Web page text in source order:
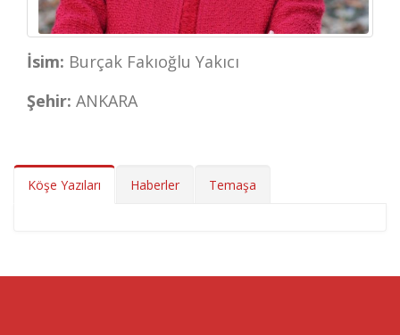
İsim: Burçak Fakıoğlu Yakıcı
Şehir: ANKARA
Köşe Yazıları Haberler Temaşa